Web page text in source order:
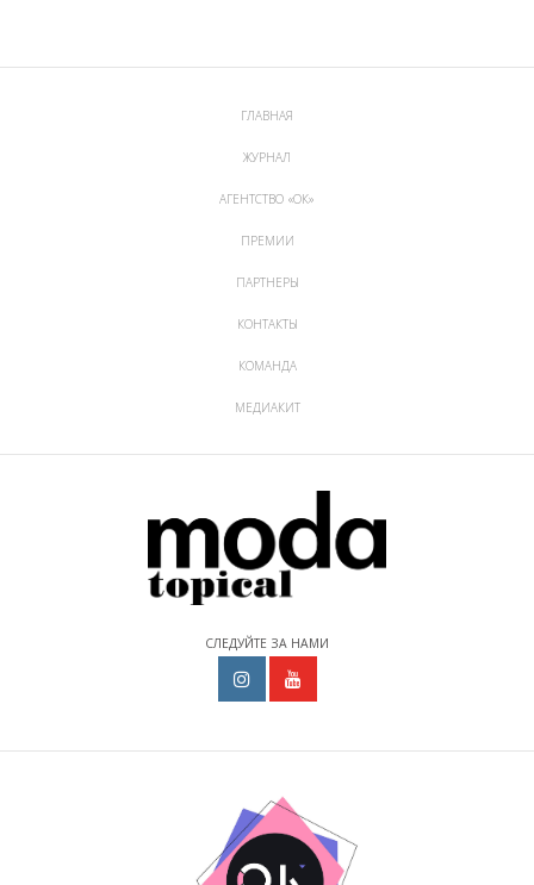
ГЛАВНАЯ
ЖУРНАЛ
АГЕНТСТВО «ОК»
ПРЕМИИ
ПАРТНЕРЫ
КОНТАКТЫ
КОМАНДА
МЕДИАКИТ
СЛЕДУЙТЕ ЗА НАМИ